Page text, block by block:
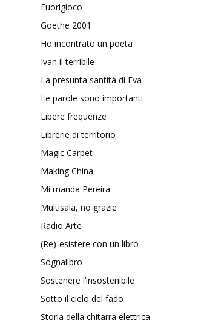
Fuorigioco
Goethe 2001
Ho incontrato un poeta
Ivan il terribile
La presunta santità di Eva
Le parole sono importanti
Libere frequenze
Librerie di territorio
Magic Carpet
Making China
Mi manda Pereira
Multisala, no grazie
Radio Arte
(Re)-esistere con un libro
Sognalibro
Sostenere l’insostenibile
Sotto il cielo del fado
Storia della chitarra elettrica